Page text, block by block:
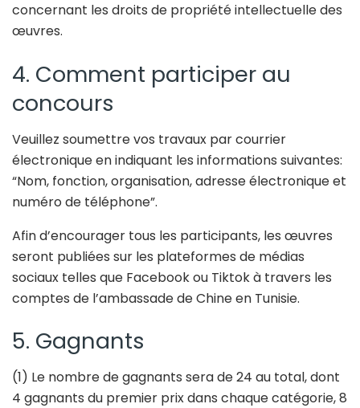
concernant les droits de propriété intellectuelle des
œuvres.
4. Comment participer au
concours
Veuillez soumettre vos travaux par courrier
électronique en indiquant les informations suivantes:
“Nom, fonction, organisation, adresse électronique et
numéro de téléphone”.
Afin d’encourager tous les participants, les œuvres
seront publiées sur les plateformes de médias
sociaux telles que Facebook ou Tiktok à travers les
comptes de l’ambassade de Chine en Tunisie.
5. Gagnants
(1) Le nombre de gagnants sera de 24 au total, dont
4 gagnants du premier prix dans chaque catégorie, 8